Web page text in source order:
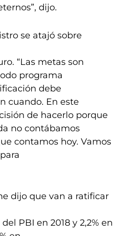
dijo.
se atajó sobre
“Las metas son
programa
debe
cuando. En este
de hacerlo porque
no contábamos
contamos hoy. Vamos
dijo que van a ratificar
PBI en 2018 y 2,2% en